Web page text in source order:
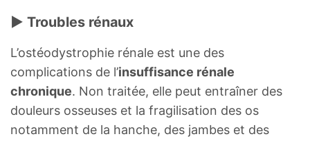
► Troubles rénaux
L’ostéodystrophie rénale est une des
complications de l’insuffisance rénale
chronique. Non traitée, elle peut entraîner des
douleurs osseuses et la fragilisation des os
notamment de la hanche, des jambes et des